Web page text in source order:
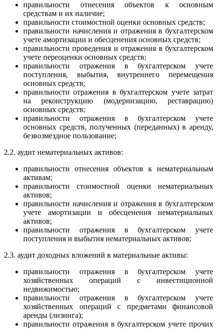
правильности отнесения объектов к основным
средствам и их наличие;
правильности стоимостной оценки основных средств;
правильности начисления и отражения в бухгалтерском
учете амортизации и обесценения основных средств;
правильности проведения и отражения в бухгалтерском
учете переоценки основных средств;
правильности отражения в бухгалтерском учете
поступления, выбытия, внутреннего перемещения
основных средств;
правильности отражения в бухгалтерском учете затрат
на реконструкцию (модернизацию, реставрацию)
основных средств;
правильности отражения в бухгалтерском учете
основных средств, полученных (переданных) в аренду,
безвозмездное пользование;
2.2. аудит нематериальных активов:
правильности отнесения объектов к нематериальным
активам;
правильности стоимостной оценки нематериальных
активов;
правильности начисления и отражения в бухгалтерском
учете амортизации и обесценения нематериальных
активов;
правильности отражения в бухгалтерском учете
поступления и выбытия нематериальных активов;
2.3. аудит доходных вложений в материальные активы:
правильности отражения в бухгалтерском учете
хозяйственных операций с инвестиционной
недвижимостью;
правильности отражения в бухгалтерском учете
хозяйственных операций с предметами финансовой
аренды (лизинга);
правильности отражения в бухгалтерском учете прочих